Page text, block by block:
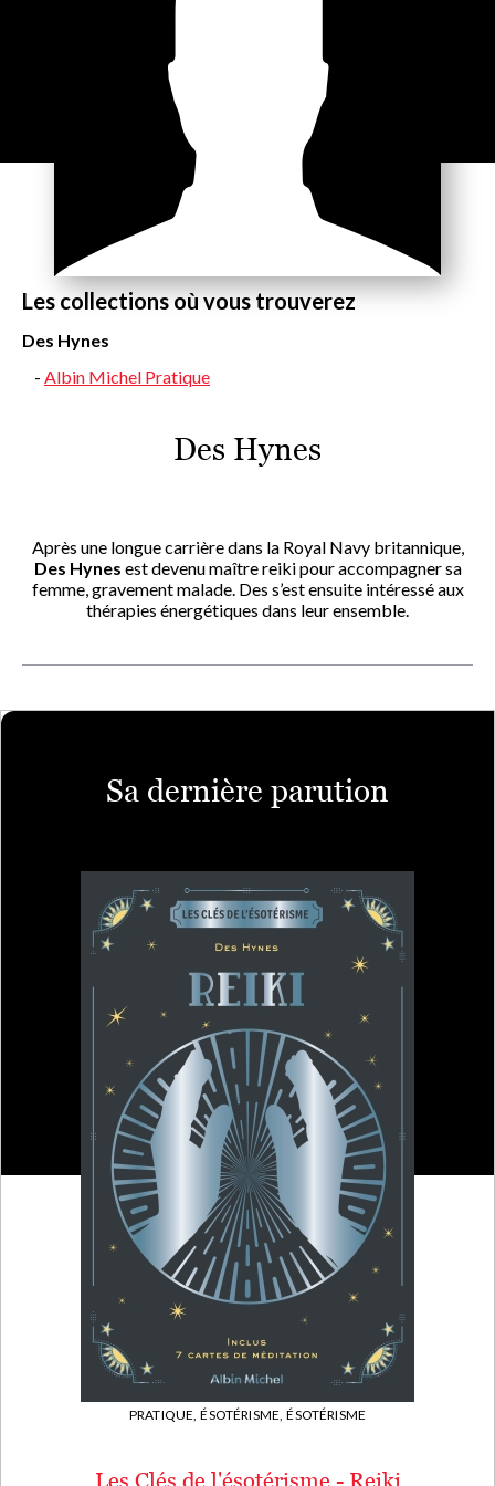
Les collections où vous trouverez
Des Hynes
Albin Michel Pratique
Des Hynes
Après une longue carrière dans la Royal Navy britannique,
Des Hynes est devenu maître reiki pour accompagner sa
femme, gravement malade. Des s’est ensuite intéressé aux
thérapies énergétiques dans leur ensemble.
Sa dernière parution
PRATIQUE, ÉSOTÉRISME, ÉSOTÉRISME
Les Clés de l'ésotérisme - Reiki